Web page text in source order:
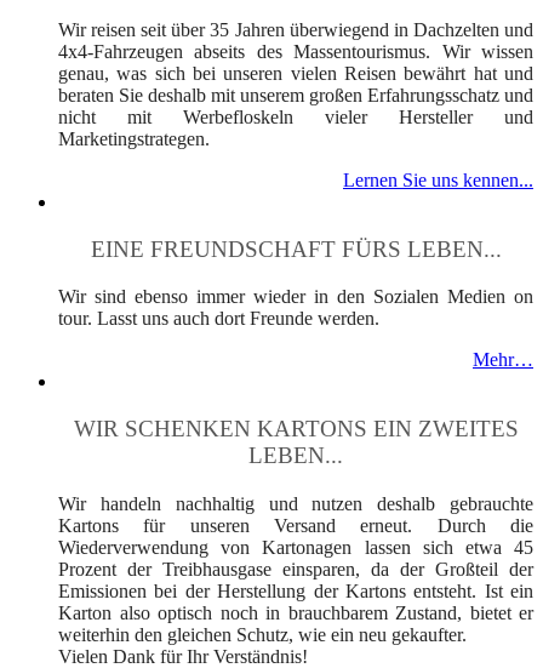
Wir reisen seit über 35 Jahren überwiegend in Dachzelten und
4x4-Fahrzeugen abseits des Massentourismus. Wir wissen
genau, was sich bei unseren vielen Reisen bewährt hat und
beraten Sie deshalb mit unserem großen Erfahrungsschatz und
nicht mit Werbefloskeln vieler Hersteller und
Marketingstrategen.
Lernen Sie uns kennen...
EINE FREUNDSCHAFT FÜRS LEBEN...
Wir sind ebenso immer wieder in den Sozialen Medien on
tour. Lasst uns auch dort Freunde werden.
Mehr…
WIR SCHENKEN KARTONS EIN ZWEITES
LEBEN...
Wir handeln nachhaltig und nutzen deshalb gebrauchte
Kartons für unseren Versand erneut. Durch die
Wiederverwendung von Kartonagen lassen sich etwa 45
Prozent der Treibhausgase einsparen, da der Großteil der
Emissionen bei der Herstellung der Kartons entsteht. Ist ein
Karton also optisch noch in brauchbarem Zustand, bietet er
weiterhin den gleichen Schutz, wie ein neu gekaufter.
Vielen Dank für Ihr Verständnis!